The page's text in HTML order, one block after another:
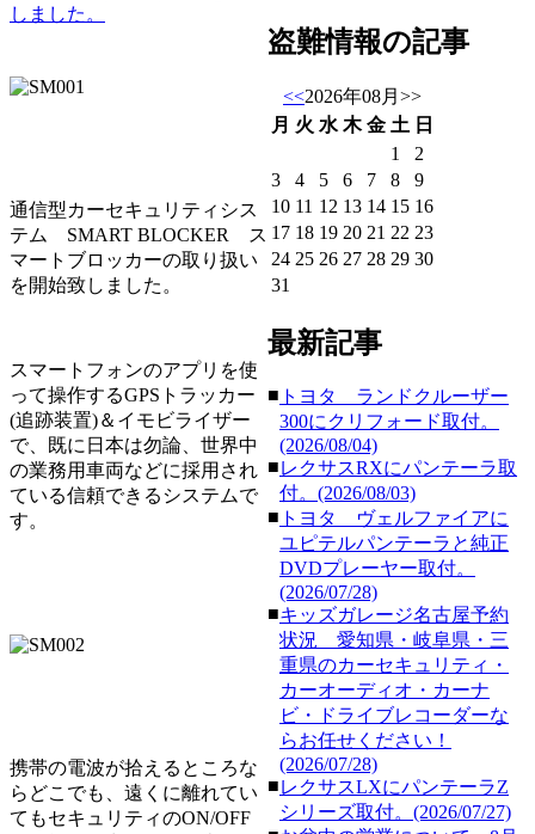
しました。
通信型カーセキュリティシス
テム SMART BLOCKER ス
マートブロッカーの取り扱い
を開始致しました。
スマートフォンのアプリを使
って操作するGPSトラッカー
(追跡装置)＆イモビライザー
で、既に日本は勿論、世界中
の業務用車両などに採用され
ている信頼できるシステムで
す。
携帯の電波が拾えるところな
らどこでも、遠くに離れてい
てもセキュリティのON/OFF
盗難情報の記事
<<2026年08月 >>
月 火 水 木 金 土 日
1
2
3
4 5 6 7 8
9
10 11 12 13 14 15 16
17 18 19 20 21 22 23
24 25 26 27 28 29 30
31
最新記事
■ トヨタ ランドクルーザー
300にクリフォード取付。
(2026/08/04)
■レクサスRXにパンテーラ取
付。(2026/08/03)
■ トヨタ ヴェルファイアに
ユピテルパンテーラと純正
DVDプレーヤー取付。
(2026/07/28)
■キッズガレージ名古屋予約
状況 愛知県・岐阜県・三
重県のカーセキュリティ・
カーオーディオ・カーナ
ビ・ドライブレコーダーな
らお任せください！
(2026/07/28)
■レクサスLXにパンテーラZ
シリーズ取付。(2026/07/27)